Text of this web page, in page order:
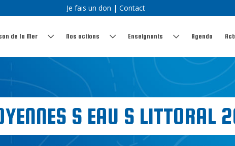
Je fais un don | Contact
de la Mer Nos actions Enseignants Agenda
S EAU S